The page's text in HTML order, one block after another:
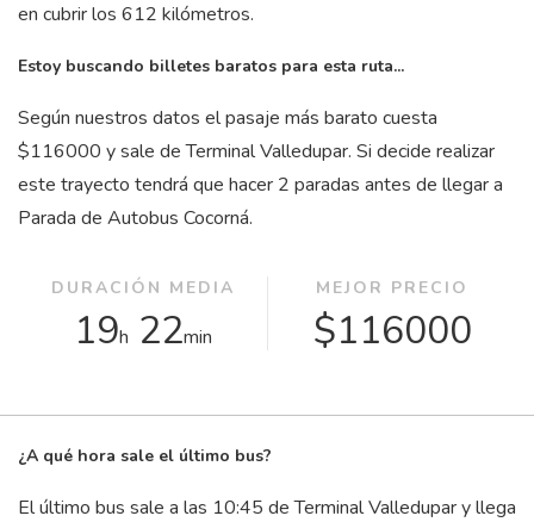
en cubrir los 612 kilómetros.
Estoy buscando billetes baratos para esta ruta...
Según nuestros datos el pasaje más barato cuesta
$116000 y sale de Terminal Valledupar. Si decide realizar
este trayecto tendrá que hacer 2 paradas antes de llegar a
Parada de Autobus Cocorná.
DURACIÓN MEDIA
19h 22min
MEJOR PRECIO
$116000
¿A qué hora sale el último bus?
El último bus sale a las 10:45 de Terminal Valledupar y llega